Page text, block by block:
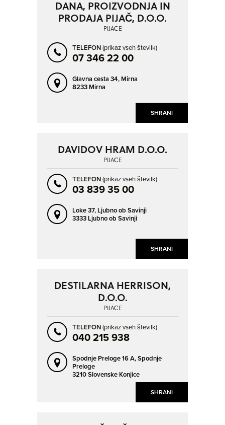
SHRANI
DANA, PROIZVODNJA IN
PRODAJA PIJAČ, D.O.O.
PIJAČE
TELEFON(prikaz vseh številk)
07 346 22 00
Glavna cesta 34, Mirna
8233 Mirna
SHRANI
DAVIDOV HRAM D.O.O.
PIJAČE
TELEFON(prikaz vseh številk)
03 839 35 00
Loke 37, Ljubno ob Savinji
3333 Ljubno ob Savinji
SHRANI
DESTILARNA HERRISON,
D.O.O.
PIJAČE
TELEFON(prikaz vseh številk)
040 215 938
Spodnje Preloge 16 A,Spodnje
Preloge
3210 Slovenske Konjice